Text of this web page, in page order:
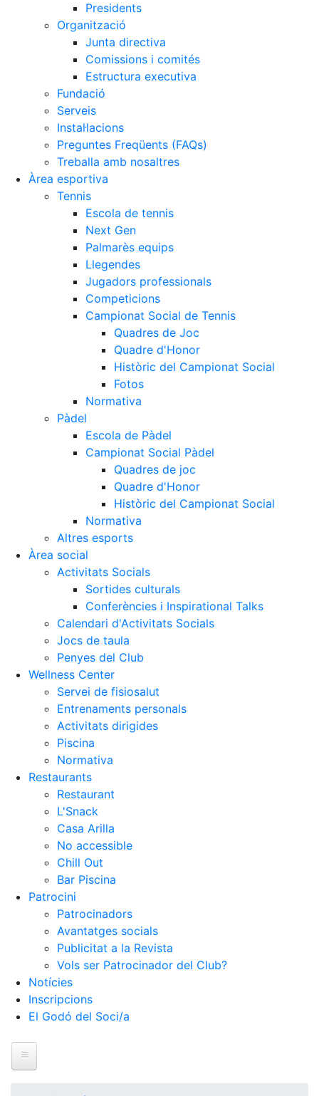
Presidents
Organització
Junta directiva
Comissions i comités
Estructura executiva
Fundació
Serveis
Instal·lacions
Preguntes Freqüents (FAQs)
Treballa amb nosaltres
Àrea esportiva
Tennis
Escola de tennis
Next Gen
Palmarès equips
Llegendes
Jugadors professionals
Competicions
Campionat Social de Tennis
Quadres de Joc
Quadre d'Honor
Històric del Campionat Social
Fotos
Normativa
Pàdel
Escola de Pàdel
Campionat Social Pàdel
Quadres de joc
Quadre d'Honor
Històric del Campionat Social
Normativa
Altres esports
Àrea social
Activitats Socials
Sortides culturals
Conferències i Inspirational Talks
Calendari d'Activitats Socials
Jocs de taula
Penyes del Club
Wellness Center
Servei de fisiosalut
Entrenaments personals
Activitats dirigides
Piscina
Normativa
Restaurants
Restaurant
L'Snack
Casa Arilla
No accessible
Chill Out
Bar Piscina
Patrocini
Patrocinadors
Avantatges socials
Publicitat a la Revista
Vols ser Patrocinador del Club?
Notícies
Inscripcions
El Godó del Soci/a